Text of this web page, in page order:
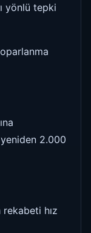
yönlü tepki
2.000
hız